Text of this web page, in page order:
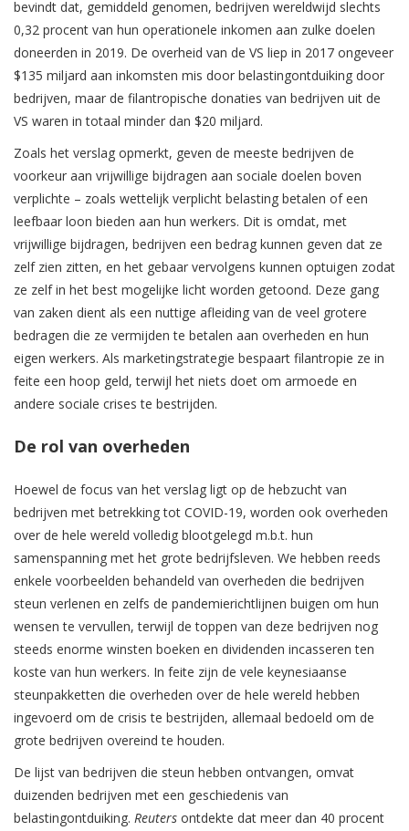
bevindt dat, gemiddeld genomen, bedrijven wereldwijd slechts
0,32 procent van hun operationele inkomen aan zulke doelen
doneerden in 2019. De overheid van de VS liep in 2017 ongeveer
$135 miljard aan inkomsten mis door belastingontduiking door
bedrijven, maar de filantropische donaties van bedrijven uit de
VS waren in totaal minder dan $20 miljard.
Zoals het verslag opmerkt, geven de meeste bedrijven de
voorkeur aan vrijwillige bijdragen aan sociale doelen boven
verplichte – zoals wettelijk verplicht belasting betalen of een
leefbaar loon bieden aan hun werkers. Dit is omdat, met
vrijwillige bijdragen, bedrijven een bedrag kunnen geven dat ze
zelf zien zitten, en het gebaar vervolgens kunnen optuigen zodat
ze zelf in het best mogelijke licht worden getoond. Deze gang
van zaken dient als een nuttige afleiding van de veel grotere
bedragen die ze vermijden te betalen aan overheden en hun
eigen werkers. Als marketingstrategie bespaart filantropie ze in
feite een hoop geld, terwijl het niets doet om armoede en
andere sociale crises te bestrijden.
De rol van overheden
Hoewel de focus van het verslag ligt op de hebzucht van
bedrijven met betrekking tot COVID-19, worden ook overheden
over de hele wereld volledig blootgelegd m.b.t. hun
samenspanning met het grote bedrijfsleven. We hebben reeds
enkele voorbeelden behandeld van overheden die bedrijven
steun verlenen en zelfs de pandemierichtlijnen buigen om hun
wensen te vervullen, terwijl de toppen van deze bedrijven nog
steeds enorme winsten boeken en dividenden incasseren ten
koste van hun werkers. In feite zijn de vele keynesiaanse
steunpakketten die overheden over de hele wereld hebben
ingevoerd om de crisis te bestrijden, allemaal bedoeld om de
grote bedrijven overeind te houden.
De lijst van bedrijven die steun hebben ontvangen, omvat
duizenden bedrijven met een geschiedenis van
belastingontduiking. Reuters ontdekte dat meer dan 40 procent